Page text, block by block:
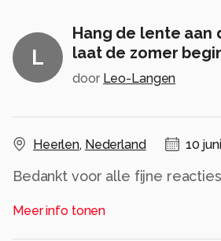
L
Hang de lente aan
laat de zomer
door Leo-Langen
Heerlen, Nederland 10
Bedankt voor alle fijne
Groet Leo
Meer info tonen